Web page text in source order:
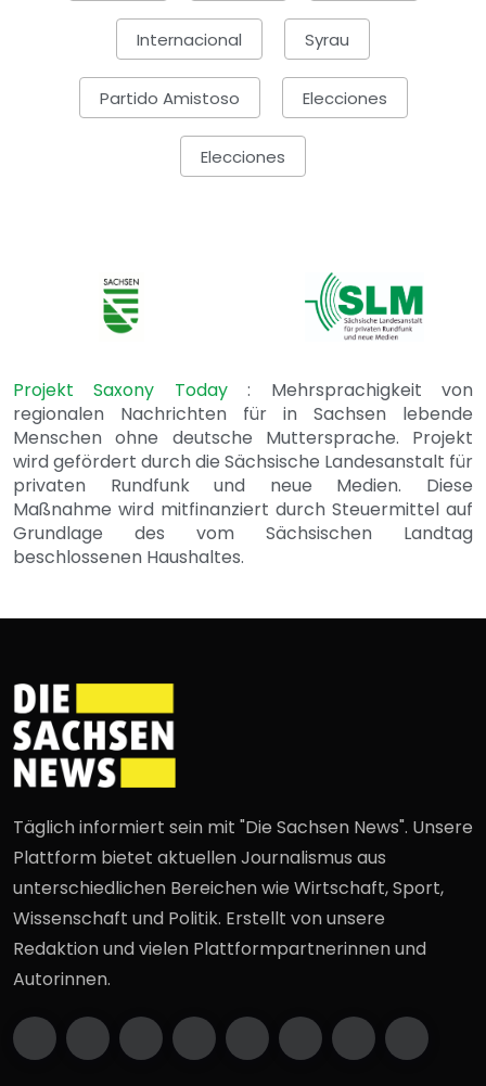
Internacional Syrau
Partido Amistoso Elecciones
Elecciones
Projekt Saxony Today: Mehrsprachigkeit von
regionalen Nachrichten für in Sachsen lebende
Menschen ohne deutsche Muttersprache. Projekt
wird gefördert durch die Sächsische Landesanstalt für
privaten Rundfunk und neue Medien. Diese
Maßnahme wird mitfinanziert durch Steuermittel auf
Grundlage des vom Sächsischen Landtag
beschlossenen Haushaltes.
Täglich informiert sein mit "Die Sachsen News". Unsere
Plattform bietet aktuellen Journalismus aus
unterschiedlichen Bereichen wie Wirtschaft, Sport,
Wissenschaft und Politik. Erstellt von unsere
Redaktion und vielen Plattformpartnerinnen und
Autorinnen.